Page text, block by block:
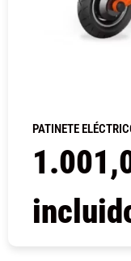
PATINETE